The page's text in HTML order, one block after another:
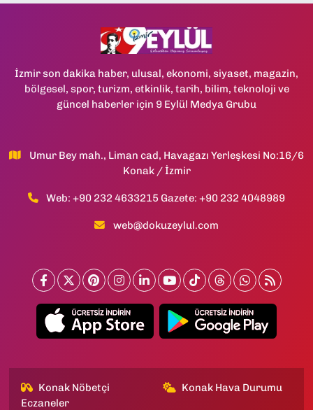
İzmir son dakika haber, ulusal, ekonomi, siyaset, magazin,
bölgesel, spor, turizm, etkinlik, tarih, bilim, teknoloji ve
güncel haberler için 9 Eylül Medya Grubu
Umur Bey mah., Liman cad, Havagazı Yerleşkesi No:16/6
Konak / İzmir
Web: +90 232 4633215 Gazete: +90 232 4048989
web@dokuzeylul.com
Konak Nöbetçi
Eczaneler
Konak Hava Durumu